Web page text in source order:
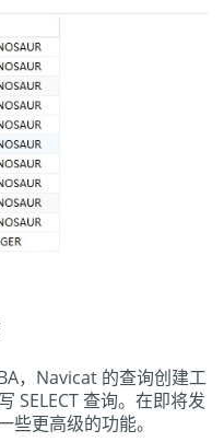
，Navicat 的查询创建工
SELECT 查询。在即将发
些更高级的功能。